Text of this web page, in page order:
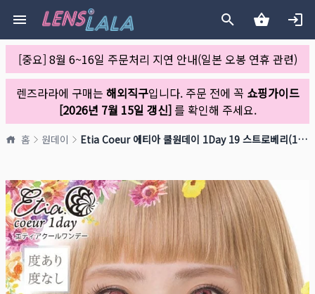
[중요] 8월 6~16일 주문처리 지연 안내(일본 오봉 연휴 관련)
렌즈라라에 구매는 해외직구입니다. 주문 전에 꼭 쇼핑가이드
[2026년 7월 15일 갱신]를 확인해 주세요.
홈 원데이 Etia Coeur 에티아 쿨원데이 1Day 19 스트로베리(1박스 6개들이)